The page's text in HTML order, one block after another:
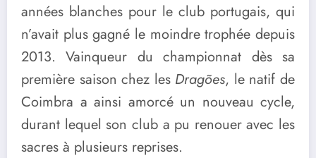
années blanches pour le club portugais, qui
n’avait plus gagné le moindre trophée depuis
2013. Vainqueur du championnat dès sa
première saison chez les Dragões, le natif de
Coimbra a ainsi amorcé un nouveau cycle,
durant lequel son club a pu renouer avec les
sacres à plusieurs reprises.